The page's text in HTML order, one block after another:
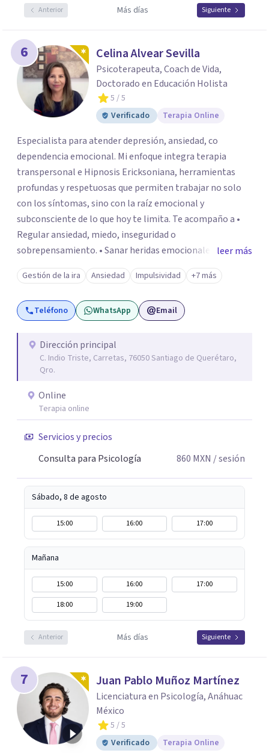
Anterior Más días Siguiente
6 Celina Alvear Sevilla
Psicoterapeuta, Coach de Vida,
Doctorado en Educación Holista
5 / 5
Verificado
Terapia Online
Especialista para atender depresión, ansiedad, co
dependencia emocional. Mi enfoque integra terapia
transpersonal e Hipnosis Ericksoniana, herramientas
profundas y respetuosas que permiten trabajar no solo
con los síntomas, sino con la raíz emocional y
subconsciente de lo que hoy te limita. Te acompaño a •
Regular ansiedad, miedo, inseguridad o
sobrepensamiento. • Sanar heridas emocionales y
fortalecer tu autoestima. . Comprender por qué repites
ciertos patrones o emociones. Puedes superar lo que te
preocupa y lograr tus objetivos más pronto de lo que
imaginas. Contáctame por Wahtsapp. Puedo ayudarte.
leer más
Gestión de la ira Ansiedad Impulsividad +7 más
Teléfono WhatsApp Email
Dirección principal
C. Indio Triste, Carretas, 76050 Santiago de Querétaro,
Qro.
Online
Terapia online
Servicios y precios
Consulta para Psicología
860 MXN / sesión
Sábado, 8 de agosto
15:00 16:00 17:00
Mañana
15:00 16:00
17:00
18:00
19:00
Anterior Más días Siguiente
7 Juan Pablo Muñoz Martínez
Licenciatura en Psicología, Anáhuac
México
5 / 5
Verificado
Terapia Online